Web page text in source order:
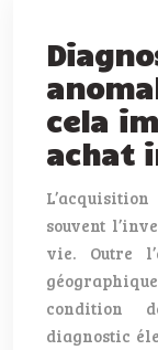
cela
achat
souvent
vie. Outre
condition
diagnostic